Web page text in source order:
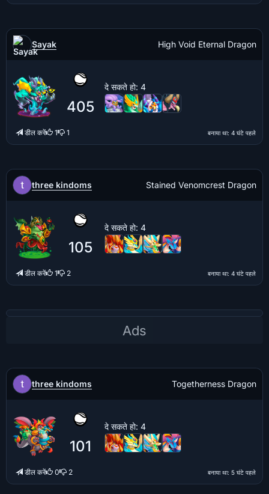
Sayak High Void Eternal Dragon
405
दे सकते हो: 4
बनाया था: 4 घंटे पहले
डील करें 1 1
three kindoms Stained Venomcrest Dragon
105
दे सकते हो: 4
बनाया था: 4 घंटे पहले
डील करें 1 2
three kindoms Togetherness Dragon
101
दे सकते हो: 4
बनाया था: 5 घंटे पहले
डील करें 0 2